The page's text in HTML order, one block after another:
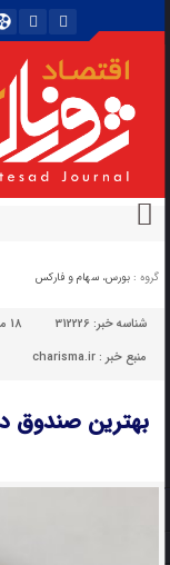
گروه : بورس، سهام و فارکس
شناسه خبر:312226 18 می 2026 - 13:54
منبع خبر : charisma.ir